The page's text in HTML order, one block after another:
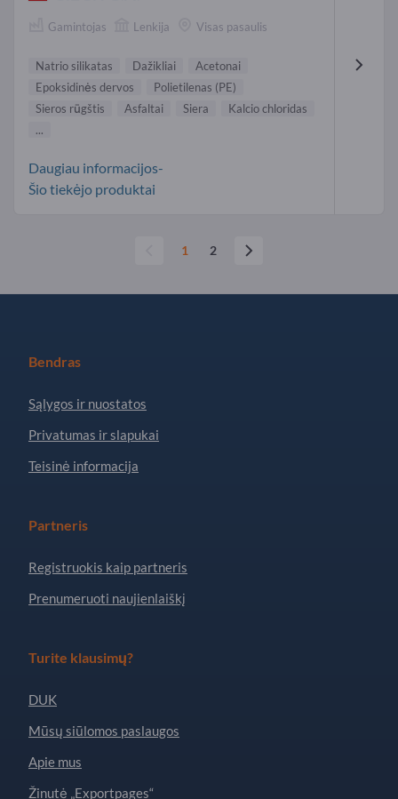
Gamintojas Lenkija Visas pasaulis
Natrio silikatas Dažikliai
Acetonai
Epoksidinės dervos
Polietilenas (PE)
Sieros rūgštis
Asfaltai Siera
Kalcio chloridas
...
Daugiau informacijos-
Šio tiekėjo produktai
1 2
Bendras
Sąlygos ir nuostatos
Privatumas ir slapukai
Teisinė informacija
Partneris
Registruokis kaip partneris
Prenumeruoti naujienlaiškį
Turite klausimų?
DUK
Mūsų siūlomos paslaugos
Apie mus
Žinutė „Exportpages“